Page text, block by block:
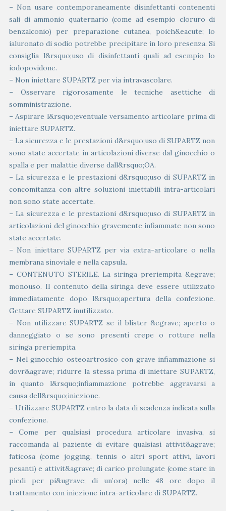
– Non usare contemporaneamente disinfettanti contenenti
sali di ammonio quaternario (come ad esempio cloruro di
benzalconio) per preparazione cutanea, poich&eacute; lo
ialuronato di sodio potrebbe precipitare in loro presenza. Si
consiglia l&rsquo;uso di disinfettanti quali ad esempio lo
iodopovidone.
– Non iniettare SUPARTZ per via intravascolare.
– Osservare rigorosamente le tecniche asettiche di
somministrazione.
– Aspirare l&rsquo;eventuale versamento articolare prima di
iniettare SUPARTZ.
– La sicurezza e le prestazioni d&rsquo;uso di SUPARTZ non
sono state accertate in articolazioni diverse dal ginocchio o
spalla e per malattie diverse dall&rsquo;OA.
– La sicurezza e le prestazioni d&rsquo;uso di SUPARTZ in
concomitanza con altre soluzioni iniettabili intra-articolari
non sono state accertate.
– La sicurezza e le prestazioni d&rsquo;uso di SUPARTZ in
articolazioni del ginocchio gravemente infiammate non sono
state accertate.
– Non iniettare SUPARTZ per via extra-articolare o nella
membrana sinoviale e nella capsula.
– CONTENUTO STERILE. La siringa preriempita &egrave;
monouso. Il contenuto della siringa deve essere utilizzato
immediatamente dopo l&rsquo;apertura della confezione.
Gettare SUPARTZ inutilizzato.
– Non utilizzare SUPARTZ se il blister &egrave; aperto o
danneggiato o se sono presenti crepe o rotture nella
siringa preriempita.
– Nel ginocchio osteoartrosico con grave infiammazione si
dovr&agrave; ridurre la stessa prima di iniettare SUPARTZ,
in quanto l&rsquo;infiammazione potrebbe aggravarsi a
causa dell&rsquo;iniezione.
– Utilizzare SUPARTZ entro la data di scadenza indicata sulla
confezione.
– Come per qualsiasi procedura articolare invasiva, si
raccomanda al paziente di evitare qualsiasi attivit&agrave;
faticosa (come jogging, tennis o altri sport attivi, lavori
pesanti) e attivit&agrave; di carico prolungate (come stare in
piedi per pi&ugrave; di un’ora) nelle 48 ore dopo il
trattamento con iniezione intra-articolare di SUPARTZ.